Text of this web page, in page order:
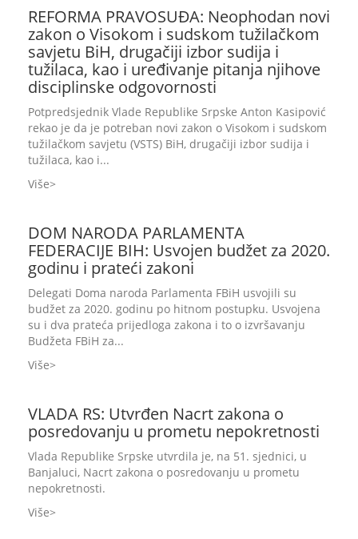
REFORMA PRAVOSUĐA: Neophodan novi
zakon o Visokom i sudskom tužilačkom
savjetu BiH, drugačiji izbor sudija i
tužilaca, kao i uređivanje pitanja njihove
disciplinske odgovornosti
Potpredsjednik Vlade Republike Srpske Anton Kasipović
rekao je da je potreban novi zakon o Visokom i sudskom
tužilačkom savjetu (VSTS) BiH, drugačiji izbor sudija i
tužilaca, kao i...
Više
DOM NARODA PARLAMENTA
FEDERACIJE BIH: Usvojen budžet za 2020.
godinu i prateći zakoni
Delegati Doma naroda Parlamenta FBiH usvojili su
budžet za 2020. godinu po hitnom postupku. Usvojena
su i dva prateća prijedloga zakona i to o izvršavanju
Budžeta FBiH za...
Više
VLADA RS: Utvrđen Nacrt zakona o
posredovanju u prometu nepokretnosti
Vlada Republike Srpske utvrdila je, na 51. sjednici, u
Banjaluci, Nacrt zakona o posredovanju u prometu
nepokretnosti.
Više